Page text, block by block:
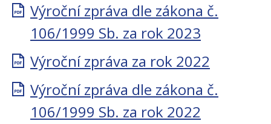
Výroční zpráva dle zákona č.
106/1999 Sb. za rok 2023
Výroční zpráva za rok 2022
Výroční zpráva dle zákona č.
106/1999 Sb. za rok 2022